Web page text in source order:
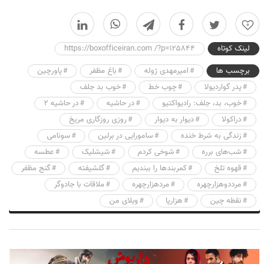
0
لینک کوتاه
https://boxofficeiran.com /?p=125844
برچسب ها
امیرمهدی ژوله باغ مظفر
پاورچین
پدر گواردیولا
چوب خط
خوب بد جلف
خوب، بد، جلف: رادیواکتیو
در حاشیه
در حاشیه ۲
دراکولا
دیوار به دیوار
روزی روزگاری مریخ
زندگی به شرط خنده
سامورایی در برلین
سونامی
شب‌های برره
شوخی کردم شیشلیک
عطسه
قهوه تلخ
کمربندها را ببندیم گلشیفته
گنج مظفر
مرددوهزارچهره
مردهزارچهره
ملاقات با جادوگر
نقطه چین
هزارپا ویلای من